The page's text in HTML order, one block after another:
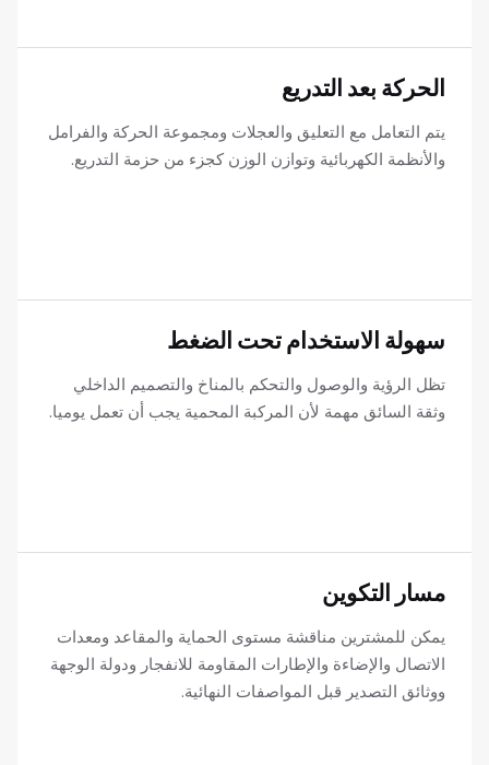
الحركة بعد التدريع
يتم التعامل مع التعليق والعجلات ومجموعة الحركة والفرامل
والأنظمة الكهربائية وتوازن الوزن كجزء من حزمة التدريع.
سهولة الاستخدام تحت الضغط
تظل الرؤية والوصول والتحكم بالمناخ والتصميم الداخلي
وثقة السائق مهمة لأن المركبة المحمية يجب أن تعمل يوميا.
مسار التكوين
يمكن للمشترين مناقشة مستوى الحماية والمقاعد ومعدات
الاتصال والإضاءة والإطارات المقاومة للانفجار ودولة الوجهة
ووثائق التصدير قبل المواصفات النهائية.